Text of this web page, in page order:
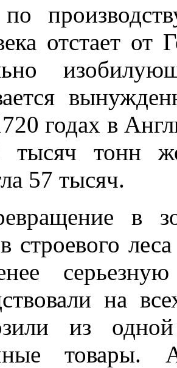
по
отстает от
годах в
тонн
57 тысяч.
в
строевого
на
из
товары.